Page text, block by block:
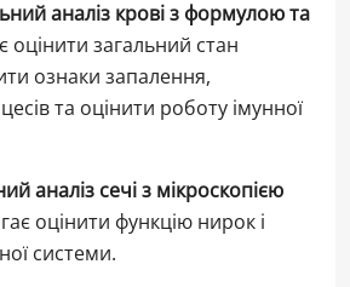
аналіз крові з формулою та
загальний стан
ознаки запалення,
та оцінити роботу імунної
аналіз сечі з мікроскопією
оцінити функцію нирок і
системи.